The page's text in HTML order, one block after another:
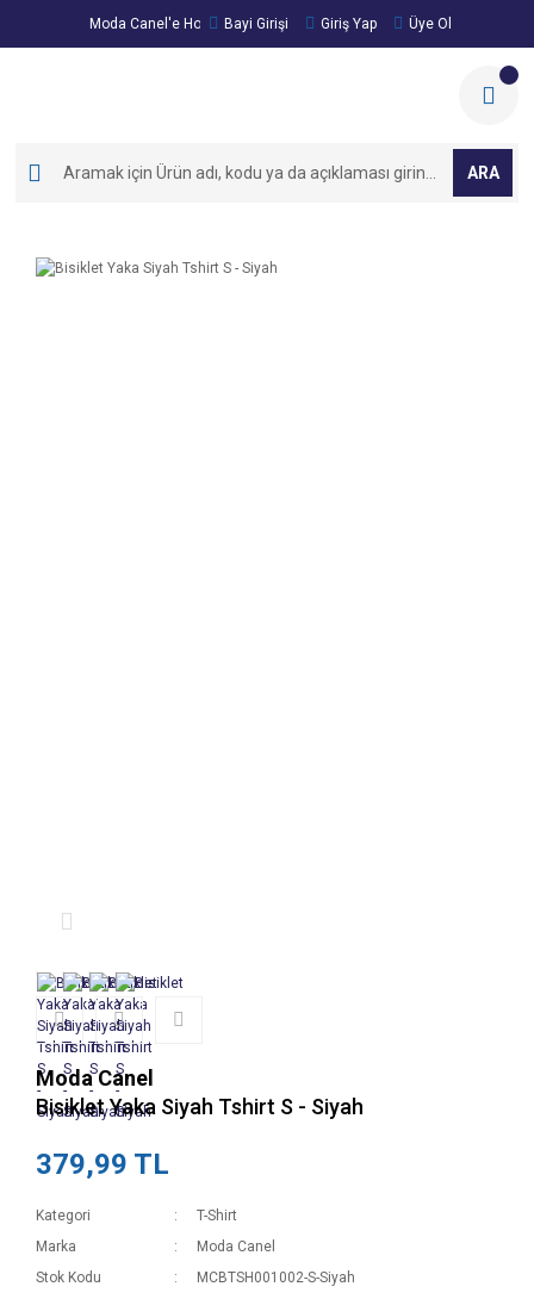
Moda Canel'e Hoşgeldiniz!
Bayi Girişi Giriş Yap Üye Ol
ARA
Moda Canel
Bisiklet Yaka Siyah Tshirt S - Siyah
379,99 TL
Kategori
T-Shirt
Marka
Moda Canel
Stok Kodu
MCBTSH001002-S-Siyah